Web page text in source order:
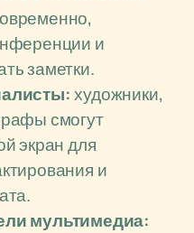
и
заметки.
художники,
смогут
экран для
и
мультимедиа: